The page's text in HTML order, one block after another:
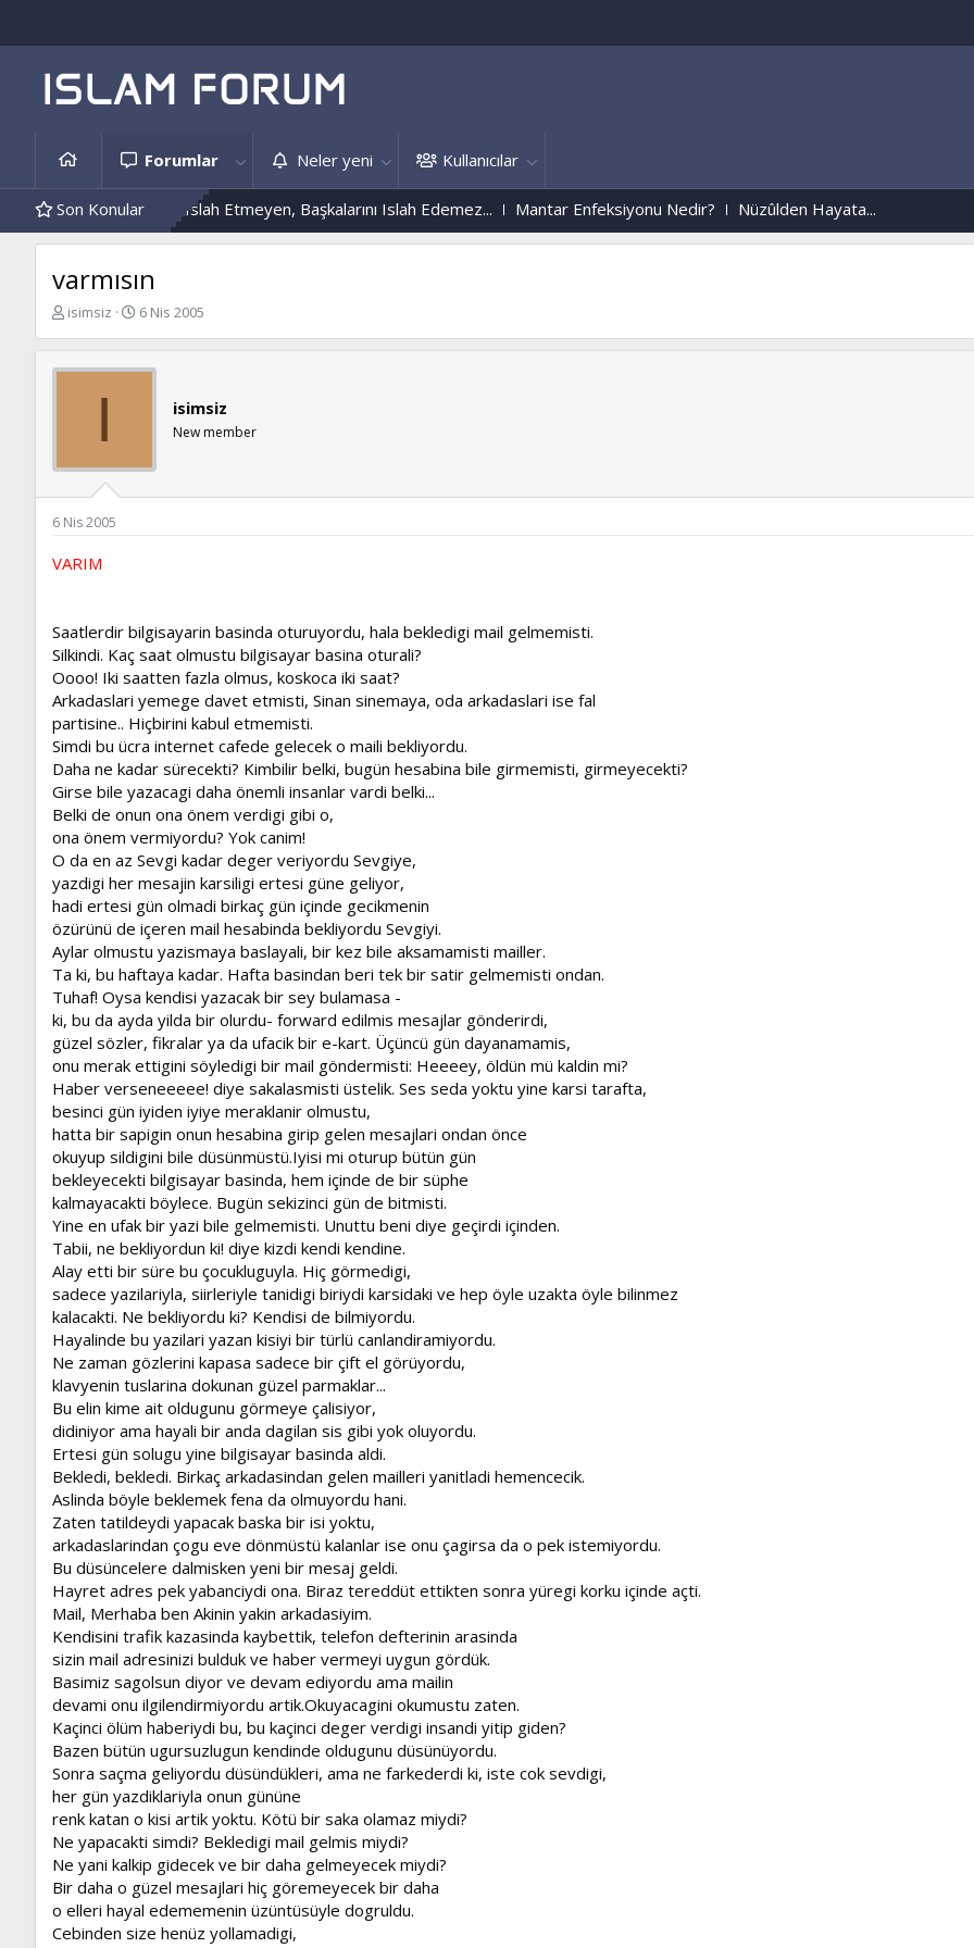
Forumlar Neler yeni Kullanıcılar
Son Konular
Kendini Islah Etmeyen, Başkalarını Islah Edemez... Mantar Enfeksiyonu Nedir? Nüzûlden Hayata...
varmısın
K
b
a
a
a
isimsiz
B
l
ç
6 Nis 2005
I isimsiz
New member
6 Nis 2005
VARIM
Saatlerdir bilgisayarin basinda oturuyordu, hala bekledigi mail gelmemisti.
Silkindi. Kaç saat olmustu bilgisayar basina oturali?
Oooo! Iki saatten fazla olmus, koskoca iki saat?
Arkadaslari yemege davet etmisti, Sinan sinemaya, oda arkadaslari ise fal
partisine.. Hiçbirini kabul etmemisti.
Simdi bu ücra internet cafede gelecek o maili bekliyordu.
Daha ne kadar sürecekti? Kimbilir belki, bugün hesabina bile girmemisti, girmeyecekti?
Girse bile yazacagi daha önemli insanlar vardi belki...
Belki de onun ona önem verdigi gibi o,
ona önem vermiyordu? Yok canim!
O da en az Sevgi kadar deger veriyordu Sevgiye,
yazdigi her mesajin karsiligi ertesi güne geliyor,
hadi ertesi gün olmadi birkaç gün içinde gecikmenin
özürünü de içeren mail hesabinda bekliyordu Sevgiyi.
Aylar olmustu yazismaya baslayali, bir kez bile aksamamisti mailler.
Ta ki, bu haftaya kadar. Hafta basindan beri tek bir satir gelmemisti ondan.
Tuhaf! Oysa kendisi yazacak bir sey bulamasa -
ki, bu da ayda yilda bir olurdu- forward edilmis mesajlar gönderirdi,
güzel sözler, fikralar ya da ufacik bir e-kart. Üçüncü gün dayanamamis,
onu merak ettigini söyledigi bir mail göndermisti: Heeeey, öldün mü kaldin mi?
Haber verseneeeee! diye sakalasmisti üstelik. Ses seda yoktu yine karsi tarafta,
besinci gün iyiden iyiye meraklanir olmustu,
hatta bir sapigin onun hesabina girip gelen mesajlari ondan önce
okuyup sildigini bile düsünmüstü.Iyisi mi oturup bütün gün
bekleyecekti bilgisayar basinda, hem içinde de bir süphe
kalmayacakti böylece. Bugün sekizinci gün de bitmisti.
Yine en ufak bir yazi bile gelmemisti. Unuttu beni diye geçirdi içinden.
Tabii, ne bekliyordun ki! diye kizdi kendi kendine.
Alay etti bir süre bu çocukluguyla. Hiç görmedigi,
sadece yazilariyla, siirleriyle tanidigi biriydi karsidaki ve hep öyle uzakta öyle bilinmez
kalacakti. Ne bekliyordu ki? Kendisi de bilmiyordu.
Hayalinde bu yazilari yazan kisiyi bir türlü canlandiramiyordu.
Ne zaman gözlerini kapasa sadece bir çift el görüyordu,
klavyenin tuslarina dokunan güzel parmaklar...
Bu elin kime ait oldugunu görmeye çalisiyor,
didiniyor ama hayali bir anda dagilan sis gibi yok oluyordu.
Ertesi gün solugu yine bilgisayar basinda aldi.
Bekledi, bekledi. Birkaç arkadasindan gelen mailleri yanitladi hemencecik.
Aslinda böyle beklemek fena da olmuyordu hani.
Zaten tatildeydi yapacak baska bir isi yoktu,
arkadaslarindan çogu eve dönmüstü kalanlar ise onu çagirsa da o pek istemiyordu.
Bu düsüncelere dalmisken yeni bir mesaj geldi.
Hayret adres pek yabanciydi ona. Biraz tereddüt ettikten sonra yüregi korku içinde açti.
Mail, Merhaba ben Akinin yakin arkadasiyim.
Kendisini trafik kazasinda kaybettik, telefon defterinin arasinda
sizin mail adresinizi bulduk ve haber vermeyi uygun gördük.
Basimiz sagolsun diyor ve devam ediyordu ama mailin
devami onu ilgilendirmiyordu artik.Okuyacagini okumustu zaten.
Kaçinci ölüm haberiydi bu, bu kaçinci deger verdigi insandi yitip giden?
Bazen bütün ugursuzlugun kendinde oldugunu düsünüyordu.
Sonra saçma geliyordu düsündükleri, ama ne farkederdi ki, iste cok sevdigi,
her gün yazdiklariyla onun gününe
renk katan o kisi artik yoktu. Kötü bir saka olamaz miydi?
Ne yapacakti simdi? Bekledigi mail gelmis miydi?
Ne yani kalkip gidecek ve bir daha gelmeyecek miydi?
Bir daha o güzel mesajlari hiç göremeyecek bir daha
o elleri hayal edememenin üzüntüsüyle dogruldu.
Cebinden size henüz yollamadigi,